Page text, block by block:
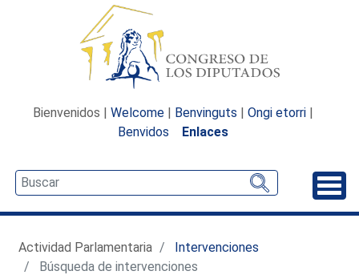
Bienvenidos | Welcome | Benvinguts | Ongi etorri |
Benvidos
Enlaces
Actividad Parlamentaria
Intervenciones
Búsqueda de intervenciones